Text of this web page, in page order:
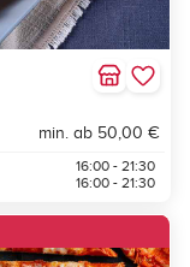
min. ab 50,00 €
16:00 - 21:30
16:00 - 21:30